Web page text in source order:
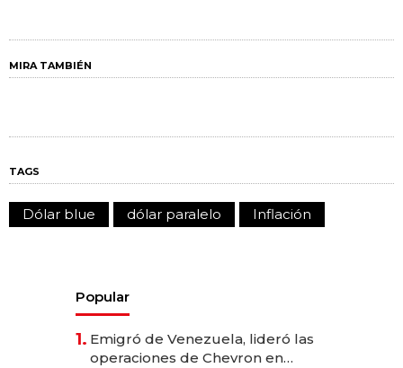
MIRA TAMBIÉN
TAGS
Dólar blue dólar paralelo Inflación
Popular
1. Emigró de Venezuela, lideró las
operaciones de Chevron en